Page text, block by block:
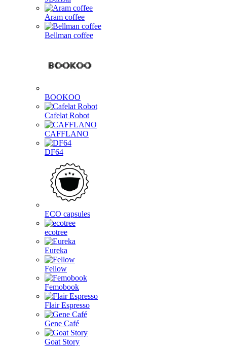
Aram coffee
Bellman coffee
BOOKOO
Cafelat Robot
CAFFLANO
DF64
ECO capsules
ecotree
Eureka
Fellow
Femobook
Flair Espresso
Gene Café
Goat Story